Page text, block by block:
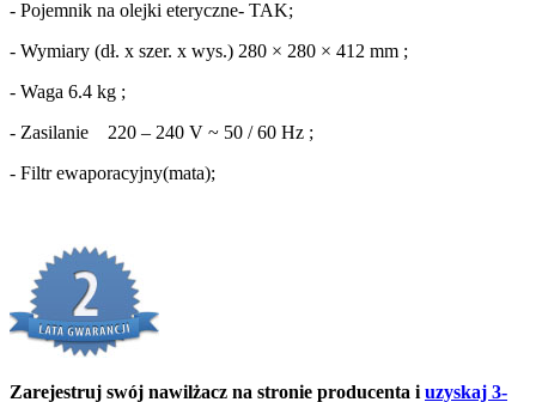
- Pojemnik na olejki eteryczne- TAK;
- Wymiary (dł. x szer. x wys.) 280 × 280 × 412 mm ;
- Waga 6.4 kg ;
- Zasilanie 220 – 240 V ~ 50 / 60 Hz ;
- Filtr ewaporacyjny(mata);
Zarejestruj swój nawilżacz na stronie producenta i uzyskaj 3-